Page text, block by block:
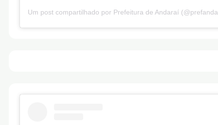
Um post compartilhado por Prefeitura de Andaraí